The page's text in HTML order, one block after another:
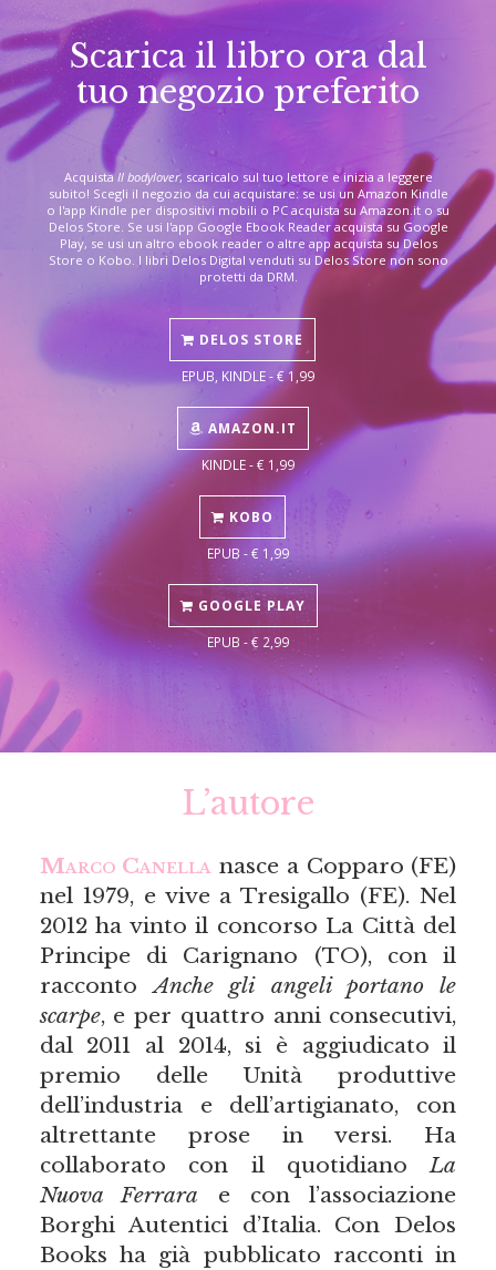
Scarica il libro ora dal
tuo negozio preferito
AcquistaIl bodylover, scaricalo sul tuo lettore e inizia a leggere
subito! Scegli il negozio da cui acquistare: se usi un Amazon Kindle
o l'app Kindle per dispositivi mobili o PC acquista su Amazon.it o su
Delos Store. Se usi l'app Google Ebook Reader acquista su Google
Play, se usi un altro ebook reader o altre app acquista su Delos
Store o Kobo. I libri Delos Digital venduti su Delos Store non sono
protetti da DRM.
DELOS STORE
EPUB, KINDLE - € 1,99
AMAZON.IT
KINDLE - € 1,99
KOBO
EPUB - € 1,99
GOOGLE PLAY
EPUB - € 2,99
L’autore
Marco Canella nasce a Copparo (FE)
nel 1979, e vive a Tresigallo (FE). Nel
2012 ha vinto il concorso La Città del
Principe di Carignano (TO), con il
raccontoAnche gli angeli portano le
scarpe, e per quattro anni consecutivi,
dal 2011 al 2014, si è aggiudicato il
premio delle Unità produttive
dell’industria e dell’artigianato, con
altrettante prose in versi. Ha
collaborato con il quotidianoLa
Nuova Ferrara e con l’associazione
Borghi Autentici d’Italia. Con Delos
Books ha già pubblicato racconti in